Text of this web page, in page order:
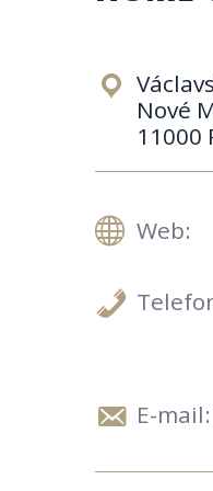
Nové
11000
Web:
E-mail: